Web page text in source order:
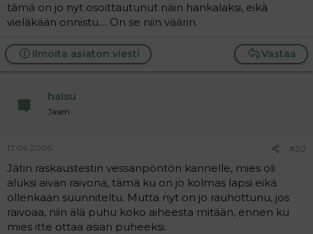
tämä on jo nyt osoittautunut näin hankalaksi, eikä
vieläkään onnistu.... On se niin väärin.
Vastaa
Ilmoita asiaton viesti
haisu
Jäsen
17.04.2005 #20
Jätin raskaustestin vessanpöntön kannelle, mies oli
aluksi aivan raivona, tämä ku on jo kolmas lapsi eikä
ollenkaan suunniteltu. Mutta nyt on jo rauhottunu, jos
raivoaa, niin älä puhu koko aiheesta mitään, ennen ku
mies itte ottaa asian puheeksi.